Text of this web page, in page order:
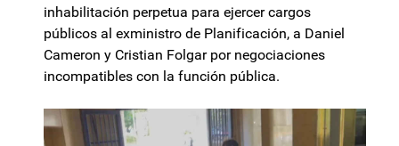
inhabilitación perpetua para ejercer cargos
públicos al exministro de Planificación, a Daniel
Cameron y Cristian Folgar por negociaciones
incompatibles con la función pública.